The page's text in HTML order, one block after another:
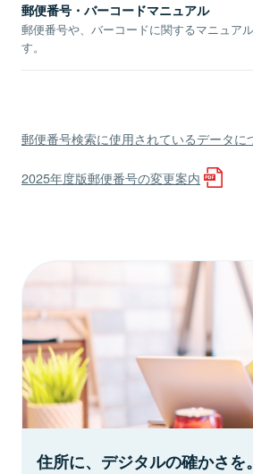
郵便番号・バーコードマニュアル
郵便番号や、バーコードに関するマニュア
す。
郵便番号検索に使用されているデータに
2025年度版郵便番号の変更案内
住所に、デジタルの確かさを。